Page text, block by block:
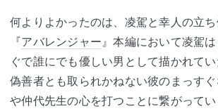
何よりよかったのは、凌駕と幸人の立ち
『アバレンジャー』本編において凌駕
ぐで誰にでも優しい男として描かれて
偽善者とも取られかねない彼のまっす
や仲代先生の心を打つことに繋がって